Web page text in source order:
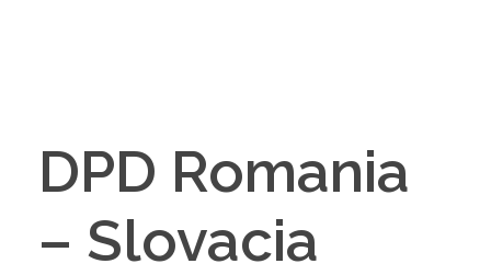
DPD Romania
– Slovacia